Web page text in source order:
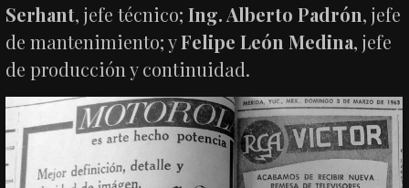
Serhant, jefe técnico;Ing. Alberto Padrón, jefe
de mantenimiento; yFelipe León Medina, jefe
de producción y continuidad.